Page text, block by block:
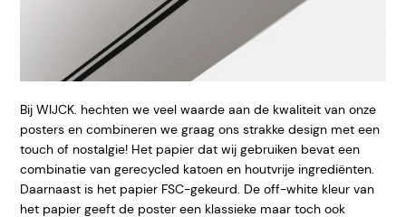
Bij WIJCK. hechten we veel waarde aan de kwaliteit van onze
posters en combineren we graag ons strakke design met een
touch of nostalgie! Het papier dat wij gebruiken bevat een
combinatie van gerecycled katoen en houtvrije ingrediënten.
Daarnaast is het papier FSC-gekeurd. De off-white kleur van
het papier geeft de poster een klassieke maar toch ook